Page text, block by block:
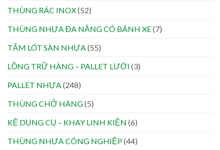
THÙNG RÁC INOX(52)
THÙNG NHỰA ĐA NĂNG CÓ BÁNH XE(7)
TẤM LÓT SÀN NHỰA (55)
LỒNG TRỮ HÀNG – PALLET LƯỚI (3)
PALLET NHỰA (248)
THÙNG CHỞ HÀNG(5)
KỆ DỤNG CỤ – KHAY LINH KIỆN (6)
THÙNG NHỰA CÔNG NGHIỆP(44)